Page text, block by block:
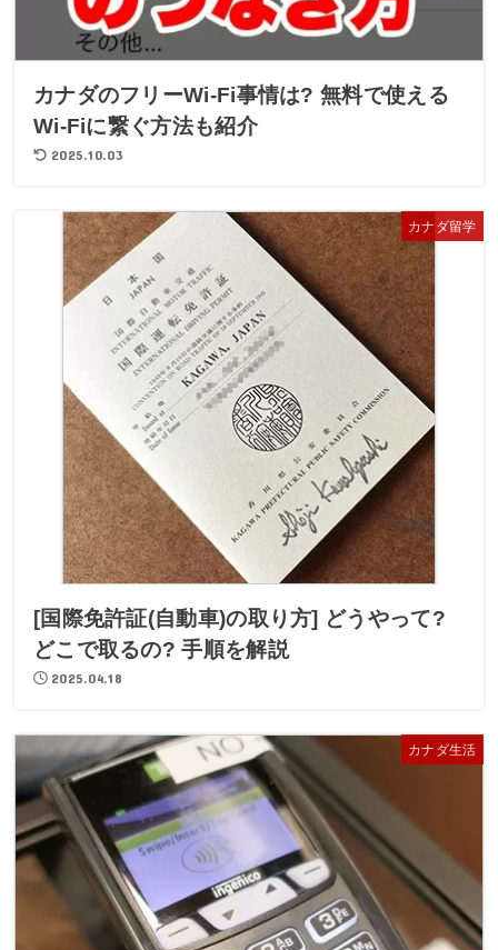
カナダのフリーWi-Fi事情は? 無料で使える
Wi-Fiに繋ぐ方法も紹介
2025.10.03
カナダ留学
[国際免許証(自動車)の取り方] どうやって?
どこで取るの? 手順を解説
2025.04.18
カナダ生活